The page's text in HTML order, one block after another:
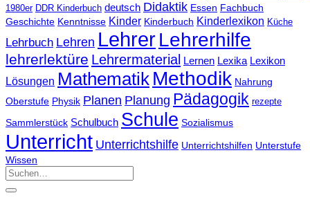
1980er DDR Kinderbuch deutsch Didaktik Essen Fachbuch
Geschichte Kenntnisse Kinder Kinderbuch Kinderlexikon Küche
Lehrbuch Lehren LehrerLehrerhilfe
lehrerlektüre Lehrermaterial Lernen Lexika Lexikon
Lösungen Mathematik Methodik Nahrung
Oberstufe Physik Planen Planung Pädagogik rezepte
Sammlerstück Schulbuch Schule Sozialismus
Unterricht Unterrichtshilfe Unterrichtshilfen Unterstufe
Wissen
Suchen
nach: